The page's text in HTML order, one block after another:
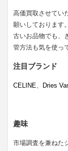
高価買取させてい
願いしております。
古いお品物でも、
管方法も気を使っ
注目ブランド
CELINE、 Dries
趣味
市場調査を兼ねた